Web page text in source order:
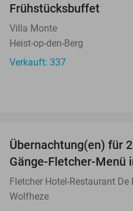
Frühstücksbuffet
Villa Monte
Heist-op-den-Berg
Verkauft: 337
Übernachtung(en) für
Gänge-Fletcher-Menü
Fletcher Hotel-Restaurant
Wolfheze